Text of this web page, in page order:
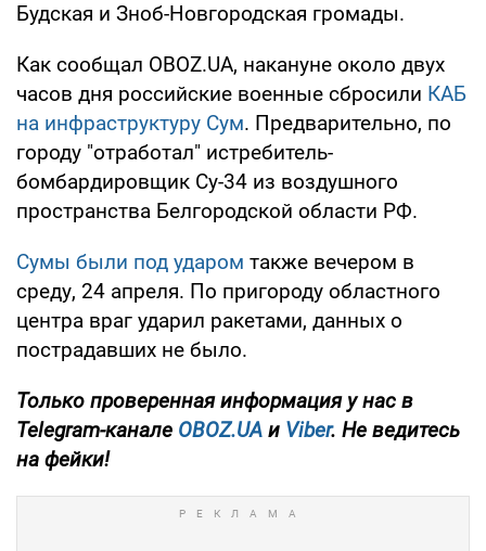
Будская и Зноб-Новгородская громады.
Как сообщал OBOZ.UA, накануне около двух
часов дня российские военные сбросили КАБ
на инфраструктуру Сум. Предварительно, по
городу "отработал" истребитель-
бомбардировщик Су-34 из воздушного
пространства Белгородской области РФ.
Сумы были под ударом также вечером в
среду, 24 апреля. По пригороду областного
центра враг ударил ракетами, данных о
пострадавших не было.
Только проверенная информация у нас в
Telegram-канале OBOZ.UA и Viber. Не ведитесь
на фейки!